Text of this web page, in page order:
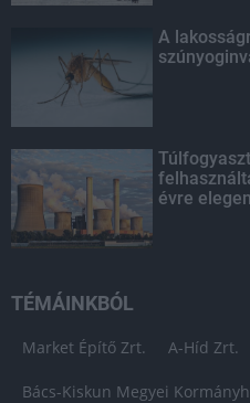
A
évre
TÉMÁINKBÓL
Market Építő Zrt. A-Híd Zrt.
Bács-Kiskun Megyei